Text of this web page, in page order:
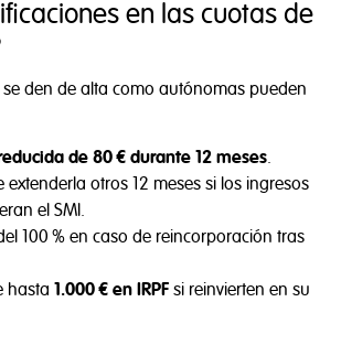
en las cuotas de
se den de alta como autónomas pueden
de 80 € durante 12 meses.
extenderla otros 12 meses si los ingresos
el SMI.
100 % en caso de reincorporación tras
hasta 1.000 € en IRPF si reinvierten en su